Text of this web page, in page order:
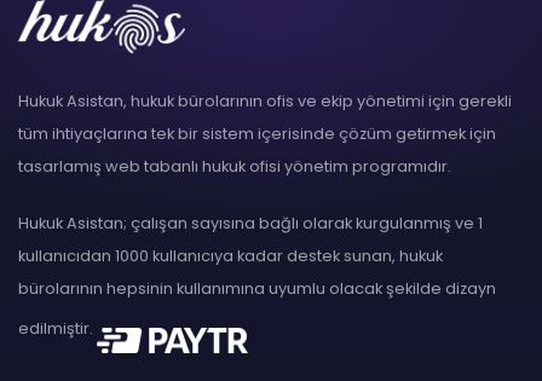
Hukuk Asistan, hukuk bürolarının ofis ve ekip yönetimi için gerekli
tüm ihtiyaçlarına tek bir sistem içerisinde çözüm getirmek için
tasarlamış web tabanlı hukuk ofisi yönetim programıdır.
Hukuk Asistan; çalışan sayısına bağlı olarak kurgulanmış ve 1
kullanıcıdan 1000 kullanıcıya kadar destek sunan, hukuk
bürolarının hepsinin kullanımına uyumlu olacak şekilde dizayn
edilmiştir.